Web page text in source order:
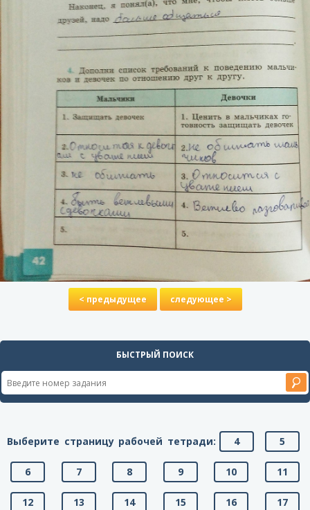
< предыдущее следующее >
БЫСТРЫЙ ПОИСК
Выберите страницу рабочей тетради: 4 5
6 7 8 9 10 11
12 13 14 15 16 17